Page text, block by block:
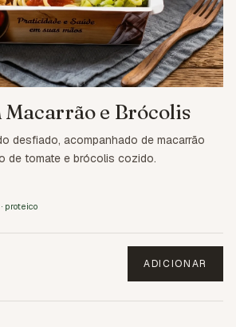
Macarrão e Brócolis
desfiado, acompanhado de macarrão
de tomate e brócolis cozido.
proteico
ADICIONAR